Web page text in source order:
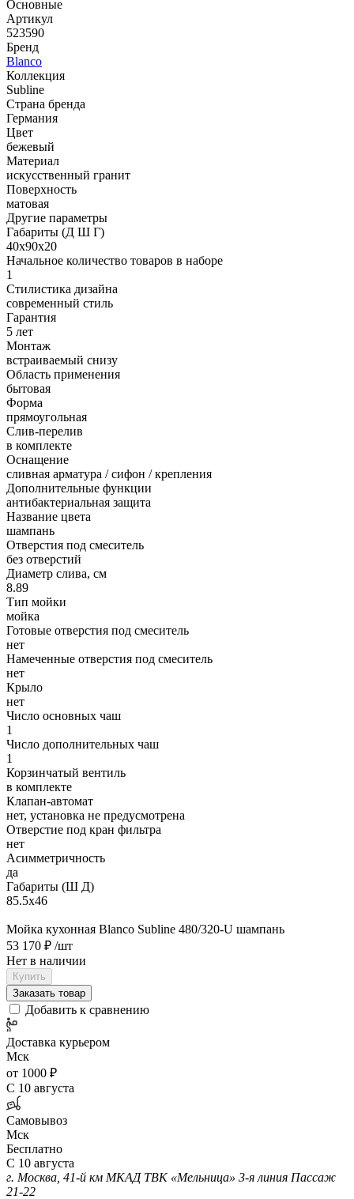
Основные
Артикул
523590
Бренд
Blanco
Коллекция
Subline
Страна бренда
Германия
Цвет
бежевый
Материал
искусственный гранит
Поверхность
матовая
Другие параметры
Габариты (Д Ш Г)
40х90х20
Начальное количество товаров в наборе
1
Стилистика дизайна
современный стиль
Гарантия
5 лет
Монтаж
встраиваемый снизу
Область применения
бытовая
Форма
прямоугольная
Слив-перелив
в комплекте
Оснащение
сливная арматура / сифон / крепления
Дополнительные функции
антибактериальная защита
Название цвета
шампань
Отверстия под смеситель
без отверстий
Диаметр слива, см
8.89
Тип мойки
мойка
Готовые отверстия под смеситель
нет
Намеченные отверстия под смеситель
нет
Крыло
нет
Число основных чаш
1
Число дополнительных чаш
1
Корзинчатый вентиль
в комплекте
Клапан-автомат
нет, установка не предусмотрена
Отверстие под кран фильтра
нет
Асимметричность
да
Габариты (Ш Д)
85.5х46
Мойка кухонная Blanco Subline 480/320-U шампань
53 170 ₽ /шт
Нет в наличии
Купить
Заказать товар
Добавить к сравнению
Доставка курьером
Мск
от 1000 ₽
С 10 августа
Самовывоз
Мск
Бесплатно
С 10 августа
г. Москва, 41-й км МКАД ТВК «Мельница» 3-я линия Пассаж
21-22